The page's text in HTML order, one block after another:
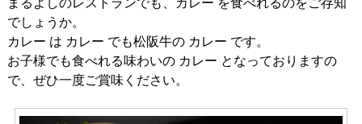
まるよしのレストランでも、カレー を食べれるのをご存知
でしょうか。
カレー は カレー でも松阪牛の カレー です。
お子様でも食べれる味わいの カレー となっておりますの
で、ぜひ一度ご賞味ください。